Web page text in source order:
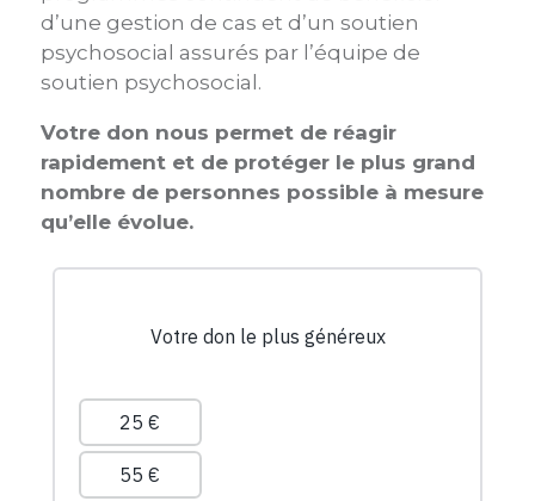
d’une gestion de cas et d’un soutien
psychosocial assurés par l’équipe de
soutien psychosocial.
Votre don nous permet de réagir
rapidement et de protéger le plus grand
nombre de personnes possible à mesure
qu’elle évolue.